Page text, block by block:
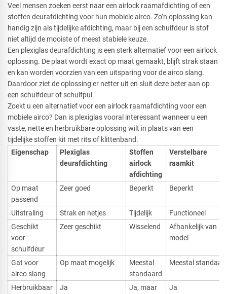
Veel mensen zoeken eerst naar een airlock raamafdichting of een
stoffen deurafdichting voor hun mobiele airco. Zo’n oplossing kan
handig zijn als tijdelijke afdichting, maar bij een schuifdeur is stof
niet altijd de mooiste of meest stabiele keuze.
Een plexiglas deurafdichting is een sterk alternatief voor een airlock
oplossing. De plaat wordt exact op maat gemaakt, blijft strak staan
en kan worden voorzien van een uitsparing voor de airco slang.
Daardoor ziet de oplossing er netter uit en sluit deze beter aan op
een schuifdeur of schuifpui.
Zoekt u een alternatief voor een airlock raamafdichting voor een
mobiele airco? Dan is plexiglas vooral interessant wanneer u een
vaste, nette en herbruikbare oplossing wilt in plaats van een
tijdelijke stoffen kit met rits of klittenband.
Eigenschap
Plexiglas
deurafdichting
Stoffen
airlock
afdichting
Verstelbare
raamkit
Op maat
passend
Zeer goed Beperkt Beperkt
Uitstraling Strak en netjes Tijdelijk
Functioneel
Geschikt
voor
schuifdeur
Zeer geschikt Wisselend
Afhankelijk van
model
Gat voor
airco slang
Op maat mogelijk
Meestal
standaard
Meestal
Herbruikbaar Ja
Ja, maar
Ja